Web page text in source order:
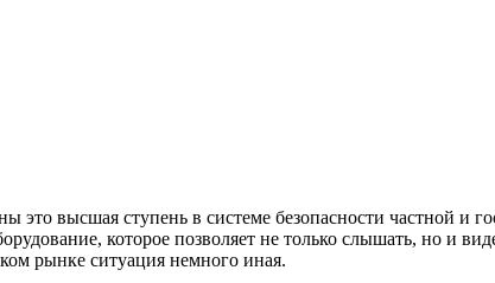
высшая ступень в системе безопасности частной и
которое позволяет не только слышать, но и
рынке ситуация немного иная.